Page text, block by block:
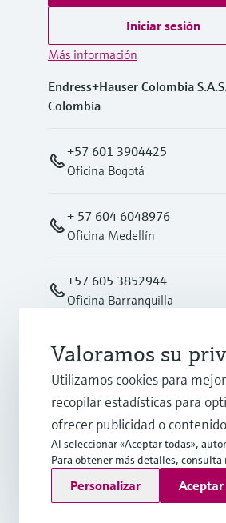
Iniciar sesión
Más información
Endress+Hauser Colombia
Colombia
+57 601 3904425
Oficina Bogotá
+ 57 604 6048976
Oficina Medellín
+57 605 3852944
Oficina Barranquilla
Oficina Cali
+57 602 4876008
info.co@endress.com
Copyright © Endress+Hauser
Pie editorialTérminos de uso
Valoramos su
Utilizamos cookies para
recopilar estadísticas para
ofrecer publicidad o
Al seleccionar «Aceptar todas»,
Para obtener más detalles, consulta
Personalizar